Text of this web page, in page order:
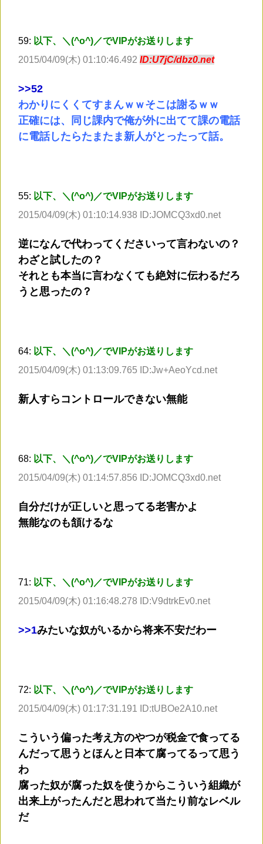
59: 以下、＼(^o^)／でVIPがお送りします
2015/04/09(木) 01:10:46.492 ID:U7jC/dbz0.net
>>52
わかりにくくてすまんｗｗそこは謝るｗｗ
正確には、同じ課内で俺が外に出てて課の電話
に電話したらたまたま新人がとったって話。
55: 以下、＼(^o^)／でVIPがお送りします
2015/04/09(木) 01:10:14.938 ID:JOMCQ3xd0.net
逆になんで代わってくださいって言わないの？
わざと試したの？
それとも本当に言わなくても絶対に伝わるだろ
うと思ったの？
64: 以下、＼(^o^)／でVIPがお送りします
2015/04/09(木) 01:13:09.765 ID:Jw+AeoYcd.net
新人すらコントロールできない無能
68: 以下、＼(^o^)／でVIPがお送りします
2015/04/09(木) 01:14:57.856 ID:JOMCQ3xd0.net
自分だけが正しいと思ってる老害かよ
無能なのも頷けるな
71: 以下、＼(^o^)／でVIPがお送りします
2015/04/09(木) 01:16:48.278 ID:V9dtrkEv0.net
>>1みたいな奴がいるから将来不安だわー
72: 以下、＼(^o^)／でVIPがお送りします
2015/04/09(木) 01:17:31.191 ID:tUBOe2A10.net
こういう偏った考え方のやつが税金で食ってる
んだって思うとほんと日本て腐ってるって思う
わ
腐った奴が腐った奴を使うからこういう組織が
出来上がったんだと思われて当たり前なレベル
だ